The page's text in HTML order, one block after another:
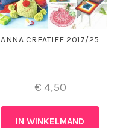
ANNA CREATIEF 2017/25
€ 4,50
IN WINKELMAND